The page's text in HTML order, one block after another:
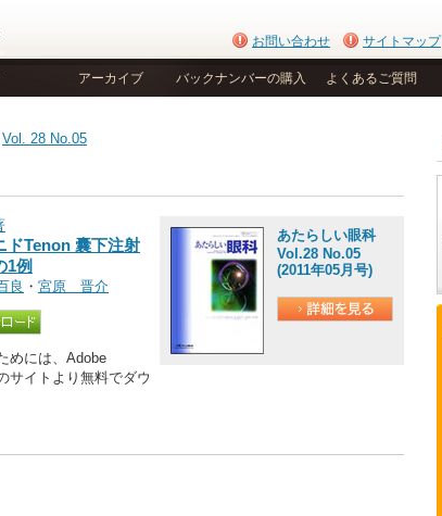
お問い合わせ サイトマップ
アーカイブ バックナンバーの購入 よくあるご質問
Vol. 28 No.05
あたらしい眼科
Vol.28 No.05
(2011年05月号)
ドTenon 囊下注射
1例
良 ・ 宮原 晋介
めには、Adobe
サイトより無料でダウ